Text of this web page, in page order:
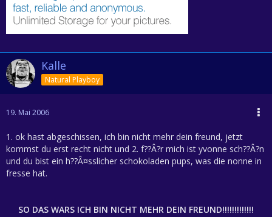
Kalle
Natural Playboy
19. Mai 2006
1. ok hast abgeschissen, ich bin nicht mehr dein freund, jetzt
kommst du erst recht nicht und 2. f??Â?r mich ist yvonne sch??Â?n
und du bist ein h??Â¤sslicher schokoladen pups, was die nonne in
fresse hat.
SO DAS WARS ICH BIN NICHT MEHR DEIN FREUND!!!!!!!!!!!!!